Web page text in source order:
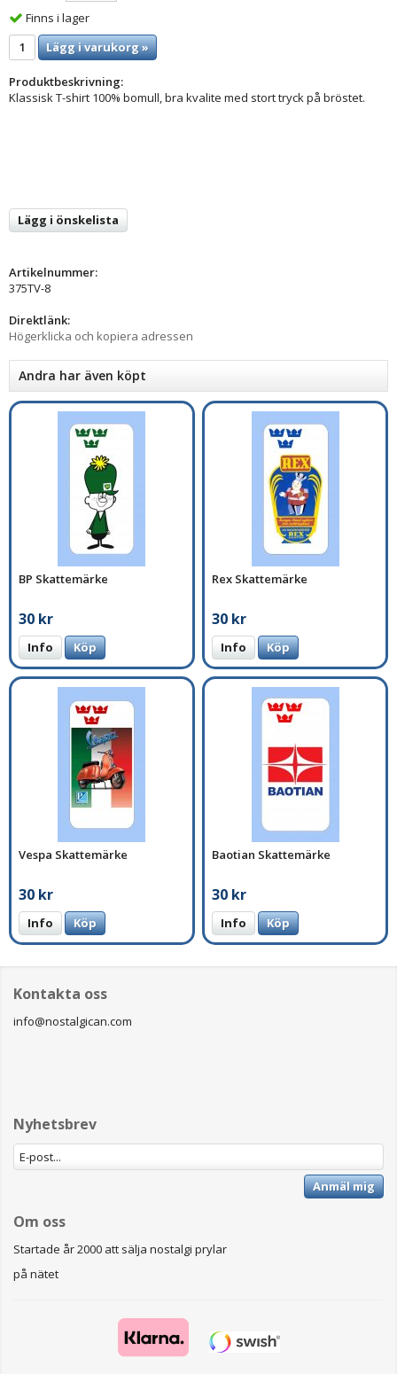
Finns i lager
Lägg i varukorg »
Produktbeskrivning:
Klassisk T-shirt 100% bomull, bra kvalite med stort tryck på bröstet.
Lägg i önskelista
Artikelnummer:
375TV-8
Direktlänk:
Högerklicka och kopiera adressen
Andra har även köpt
BP Skattemärke
30 kr
Info Köp
Rex Skattemärke
30 kr
Info Köp
Vespa Skattemärke
30 kr
Info Köp
Baotian Skattemärke
30 kr
Info Köp
Kontakta oss
info@nostalgican.com
Nyhetsbrev
Anmäl mig
Om oss
Startade år 2000 att sälja nostalgi prylar
på nätet